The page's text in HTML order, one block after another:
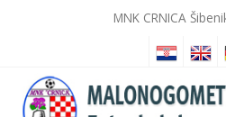
MNK CRNICA